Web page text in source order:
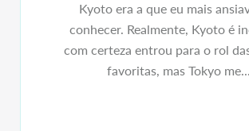
Kyoto era a que eu mais
conhecer. Realmente, Kyoto é
com certeza entrou para o rol
favoritas, mas Tokyo me...